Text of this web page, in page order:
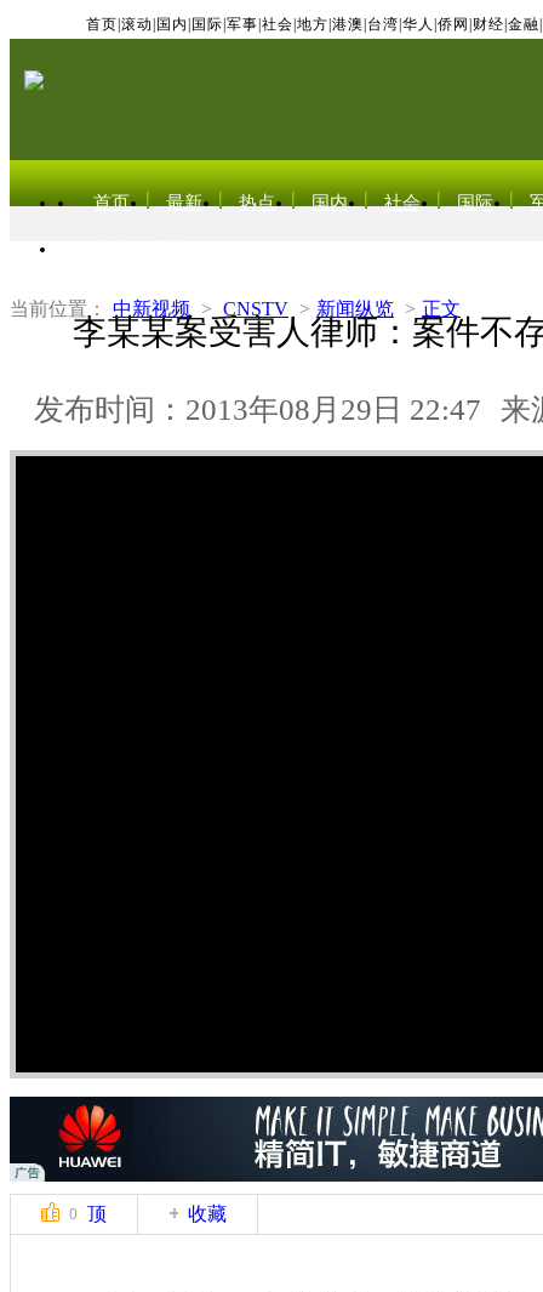
首页 滚动 国内 国际 军事 社会 地方 港澳 台湾 华人 侨网 财经 金融
首页 最新 热点 国内 社会 国际
当前位置： 中新视频 > CNSTV > 新闻纵览 > 正文
李某某案受害人律师：案件不
发布时间：2013年08月29日 22:47 来
0 顶 收藏